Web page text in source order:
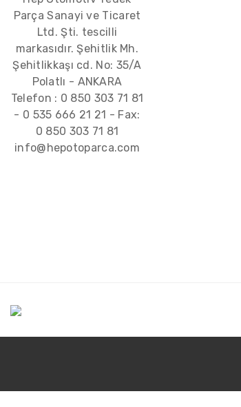
Parça Sanayi ve Ticaret
Ltd. Şti. tescilli
markasıdır. Şehitlik Mh.
Şehitlikkaşı cd. No: 35/A
Polatlı - ANKARA
Telefon : 0 850 303 71 81
- 0 535 666 21 21 - Fax:
0 850 303 71 81
info@hepotoparca.com